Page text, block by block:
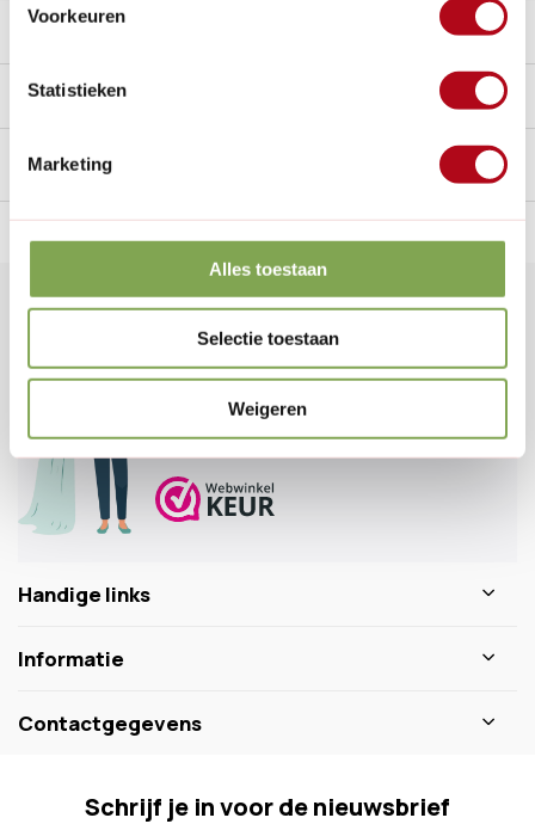
Voorkeuren
Statistieken
Marketing
Alles toestaan
Selectie toestaan
Weigeren
Handig voor erbij
Klantenservice
0346 218 111
info@dewiltfang.nl
+31 640511932
Handige links
Informatie
Contactgegevens
Schrijf je in voor de nieuwsbrief